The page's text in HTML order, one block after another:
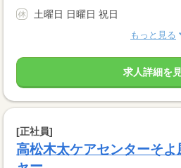
土曜日 日曜日 祝日
もっと見る
求人詳細を
[正社員]
高松木太ケアセンターそ